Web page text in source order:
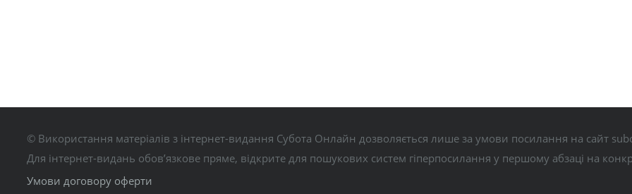
© Використання матеріалів з інтернет-видання Субота Онлайн дозволяється лише за умови посилання на сайт
Для інтернет-видань обов’язкове пряме, відкрите для пошукових систем гіперпосилання у першому абзаці на
Умови договору оферти